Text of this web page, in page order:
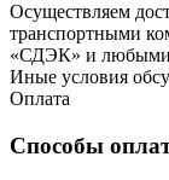
Осуществляем
транспортными
«СДЭК» и любыми
Иные условия
Оплата
Способы